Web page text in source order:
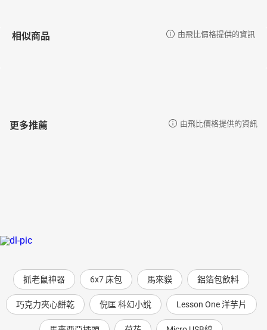
相似商品 由飛比價格提供的資訊
更多推薦 由飛比價格提供的資訊
抓老鼠神器 6x7 床包 馬來貘 鋁箔包飲料
巧克力夾心餅乾 倪匡 科幻小說 Lesson One 洋芋片